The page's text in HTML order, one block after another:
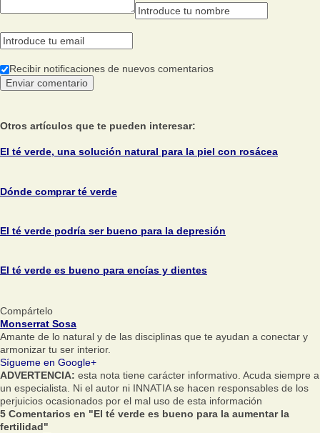
Recibir notificaciones de nuevos comentarios
Otros artículos que te pueden interesar:
El té verde, una solución natural para la piel con rosácea
Dónde comprar té verde
El té verde podría ser bueno para la depresión
El té verde es bueno para encías y dientes
Compártelo
Monserrat Sosa
Amante de lo natural y de las disciplinas que te ayudan a conectar y
armonizar tu ser interior.
Sígueme en Google+
ADVERTENCIA: esta nota tiene carácter informativo. Acuda siempre a
un especialista. Ni el autor ni INNATIA se hacen responsables de los
perjuicios ocasionados por el mal uso de esta información
5 Comentarios en "El té verde es bueno para la aumentar la
fertilidad"